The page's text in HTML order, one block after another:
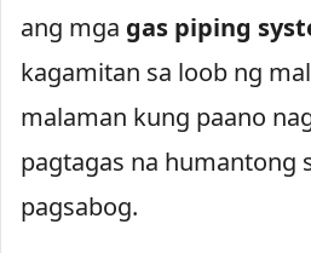
ang mga gas piping
kagamitan sa loob ng
malaman kung paano
pagtagas na humantong
pagsabog.